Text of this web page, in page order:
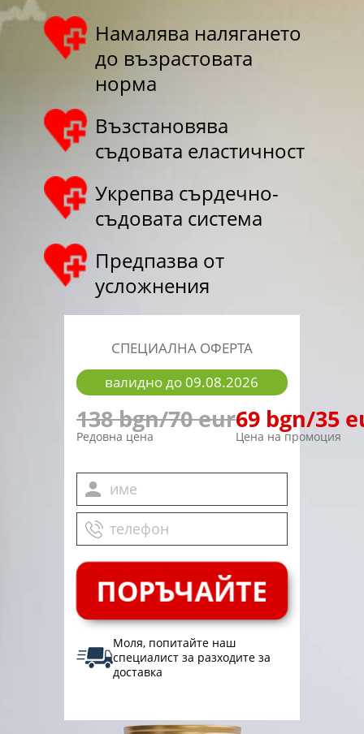
Намалява налягането
до възрастовата
норма
Възстановява
съдовата еластичност
Укрепва сърдечно-
съдовата система
Предпазва от
усложнения
СПЕЦИАЛНА ОФЕРТА
валидно до09.08.2026
138 bgn/70 eur
Редовна цена
69 bgn/35
Цена на промоция
ПОРЪЧАЙТЕ
Моля, попитайте наш
специалист за разходите за
доставка